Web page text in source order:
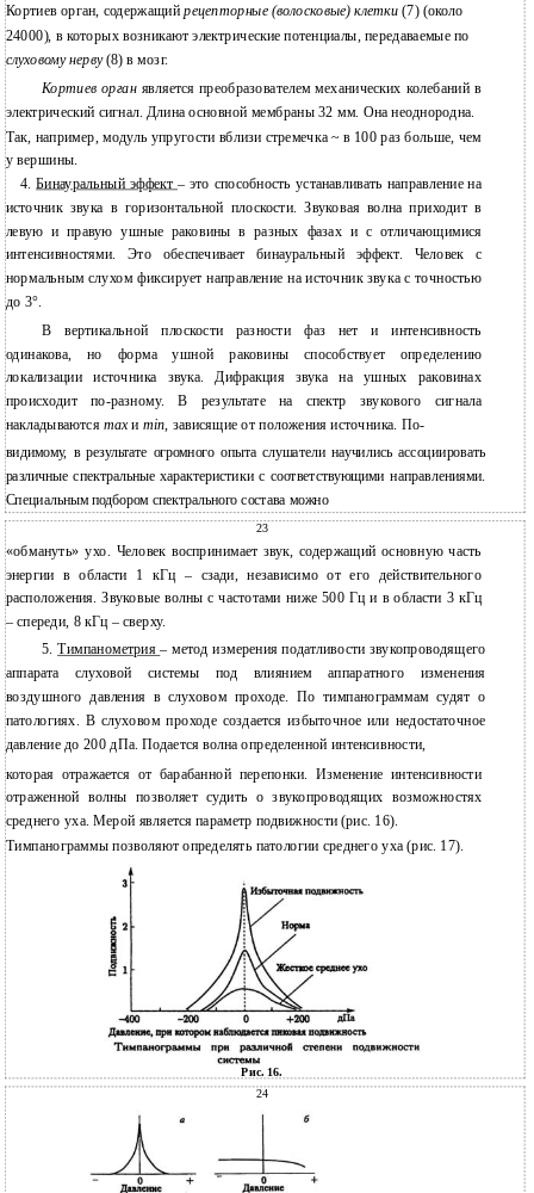
Кортиев орган, содержащийрецепторные (волосковые) клетки(7) (около
24000), в которых возникают электрические потенциалы, передаваемые по
слуховому нерву(8) в мозг.
Кортиев орган является преобразователем механических колебаний в
электрический сигнал. Длина основной мембраны 32 мм. Она неоднородна.
Так, например, модуль упругости вблизи стремечка ~ в 100 раз больше, чем
у вершины.
4.Бинауральный эффект– это способность устанавливать направление на
источник звука в горизонтальной плоскости. Звуковая волна приходит в
левую и правую ушные раковины в разных фазах и с отличающимися
интенсивностями. Это обеспечивает бинауральный эффект. Человек с
нормальным слухом фиксирует направление на источник звука с точностью
до 3°.
В вертикальной плоскости разности фаз нет и интенсивность
одинакова, но форма ушной раковины способствует определению
локализации источника звука. Дифракция звука на ушных раковинах
происходит по-разному. В результате на спектр звукового сигнала
накладываются maxи min, зависящие от положения источника. По-
видимому, в результате огромного опыта слушатели научились ассоциировать
различные спектральные характеристики с соответствующими направлениями.
Специальным подбором спектрального состава можно
23
«обмануть» ухо. Человек воспринимает звук, содержащий основную часть
энергии в области 1 кГц – сзади, независимо от его действительного
расположения. Звуковые волны с частотами ниже 500 Гц и в области 3 кГц
– спереди, 8 кГц – сверху.
5.Тимпанометрия– метод измерения податливости звукопроводящего
аппарата слуховой системы под влиянием аппаратного изменения
воздушного давления в слуховом проходе. По тимпанограммам судят о
патологиях. В слуховом проходе создается избыточное или недостаточное
давление до 200 дПа. Подается волна определенной интенсивности,
которая отражается от барабанной перепонки. Изменение интенсивности
отраженной волны позволяет судить о звукопроводящих возможностях
среднего уха. Мерой является параметр подвижности (рис. 16).
Тимпанограммы позволяют определять патологии среднего уха (рис. 17).
Рис. 16.
24